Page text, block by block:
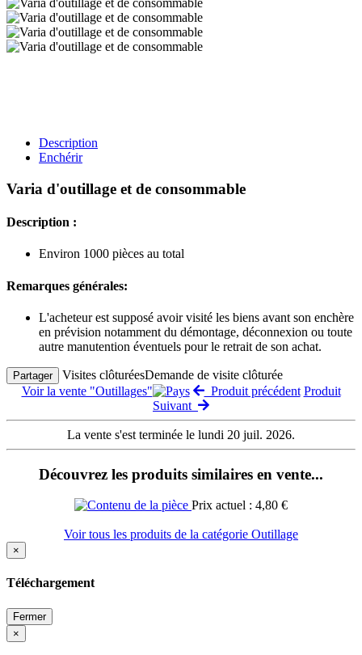
Description
Enchérir
Varia d'outillage et de consommable
Description :
Environ 1000 pièces au total
Remarques générales:
L'acheteur est supposé avoir visité les biens avant son enchère
en prévision notamment du démontage, déconnexion ou toute
autre manutention éventuels pour le retrait de son achat.
Partager Visites clôturéesDemande de visite clôturée
Voir la vente "Outillages"
Produit précédent Produit
Suivant
La vente s'est terminée le lundi 20 juil. 2026.
Découvrez les produits similaires en vente...
Prix actuel : 4,80 €
Voir tous les produits de la catégorie Outillage
×
Téléchargement
Fermer
×